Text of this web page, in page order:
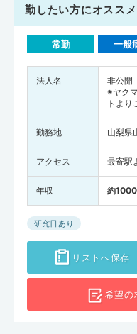
勤したい方にオススメ
常勤 一般
法人名
非公開
※ヤク
トより
勤務地 山梨県
アクセス 最寄駅
年収 約
研究日あり
リストへ保存
希望の